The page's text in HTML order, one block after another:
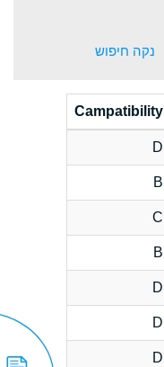
נקה חיפוש
Campatibility
D
B
C
B
D
D
D